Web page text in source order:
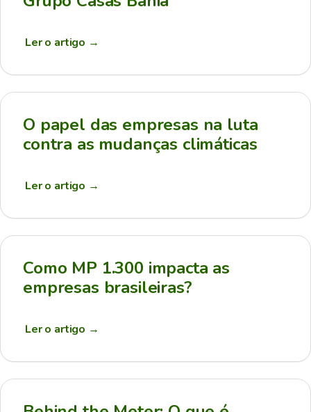
Ler o artigo →
O papel das empresas na luta
contra as mudanças climáticas
Ler o artigo →
Como MP 1.300 impacta as
empresas brasileiras?
Ler o artigo →